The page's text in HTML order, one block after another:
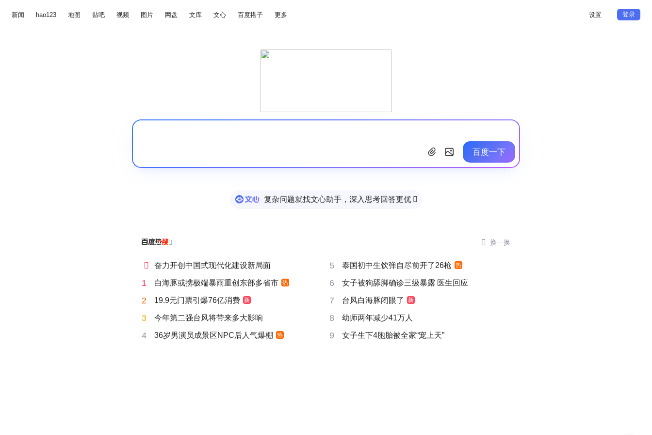
新闻 hao123 地图 贴吧 视频 图片 网盘 文库 文心 百度搭子 更多 设置 登录
百度一下
复杂问题就找文心助手，深入思考回答更优 
  换一换
 奋力开创中国式现代化建设新局面 5 泰国初中生饮弹自尽前开了26枪 热
1 白海豚或携极端暴雨重创东部多省市 热 6 女子被狗舔脚确诊三级暴露 医生回应
2 19.9元门票引爆76亿消费 新 7 台风白海豚闭眼了 新
3 今年第二强台风将带来多大影响 8 幼师两年减少41万人
4 36岁男演员成景区NPC后人气爆棚 热 9 女子生下4胞胎被全家“宠上天”